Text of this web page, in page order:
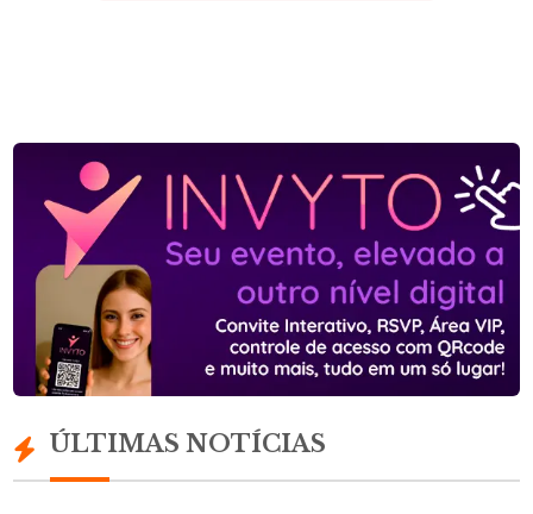
ÚLTIMAS NOTÍCIAS